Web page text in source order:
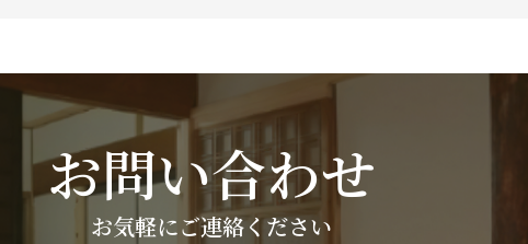
お問い合わせ
お気軽にご連絡ください